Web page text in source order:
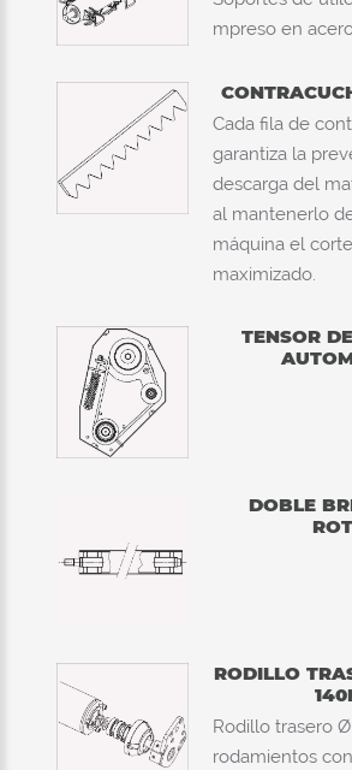
mpreso en
Cada fila de
garantiza la
descarga del
al mantenerlo
máquina el
maximizado.
TENSOR
DOBLE
RODILLO
Rodillo trasero
rodamientos